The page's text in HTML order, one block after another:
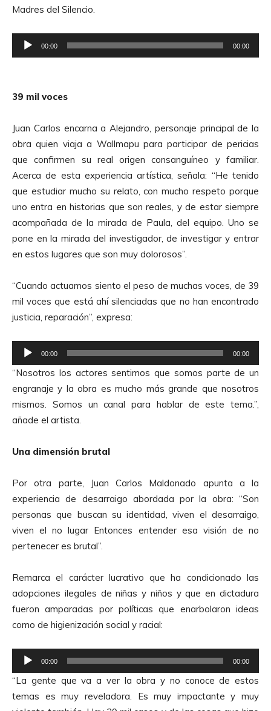
Madres del Silencio.
e
o
u
c
t
o
r
d
e
A
u
o
00:00 00:00
39 mil voces
Juan Carlos encarna a Alejandro, personaje principal de la
obra quien viaja a Wallmapu para participar de pericias
que confirmen su real origen consanguíneo y familiar.
Acerca de esta experiencia artística, señala: “He tenido
que estudiar mucho su relato, con mucho respeto porque
uno entra en historias que son reales, y de estar siempre
acompañada de la mirada de Paula, del equipo. Uno se
pone en la mirada del investigador, de investigar y entrar
en estos lugares que son muy dolorosos”.
“Cuando actuamos siento el peso de muchas voces, de 39
mil voces que está ahí silenciadas que no han encontrado
justicia, reparación”, expresa:
e
p
r
o
d
c
o
r
d
e
A
d
i
o
00:00 00:00
“Nosotros los actores sentimos que somos parte de un
engranaje y la obra es mucho más grande que nosotros
mismos. Somos un canal para hablar de este tema.”,
añade el artista.
Una dimensión brutal
Por otra parte, Juan Carlos Maldonado apunta a la
experiencia de desarraigo abordada por la obra: “Son
personas que buscan su identidad, viven el desarraigo,
viven el no lugar Entonces entender esa visión de no
pertenecer es brutal”.
Remarca el carácter lucrativo que ha condicionado las
adopciones ilegales de niñas y niños y que en dictadura
fueron amparadas por políticas que enarbolaron ideas
como de higienización social y racial:
e
p
r
00:00 00:00
“La gente que va a ver la obra y no conoce de estos
temas es muy reveladora. Es muy impactante y muy